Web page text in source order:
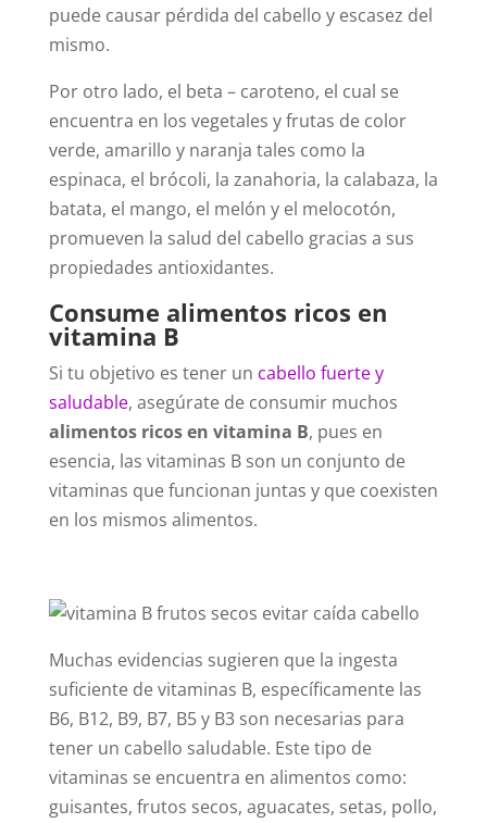
puede causar pérdida del cabello y escasez del
mismo.
Por otro lado, el beta – caroteno, el cual se
encuentra en los vegetales y frutas de color
verde, amarillo y naranja tales como la
espinaca, el brócoli, la zanahoria, la calabaza, la
batata, el mango, el melón y el melocotón,
promueven la salud del cabello gracias a sus
propiedades antioxidantes.
Consume alimentos ricos en
vitamina B
Si tu objetivo es tener un cabello fuerte y
saludable, asegúrate de consumir muchos
alimentos ricos en vitamina B, pues en
esencia, las vitaminas B son un conjunto de
vitaminas que funcionan juntas y que coexisten
en los mismos alimentos.
Muchas evidencias sugieren que la ingesta
suficiente de vitaminas B, específicamente las
B6, B12, B9, B7, B5 y B3 son necesarias para
tener un cabello saludable. Este tipo de
vitaminas se encuentra en alimentos como:
guisantes, frutos secos, aguacates, setas, pollo,